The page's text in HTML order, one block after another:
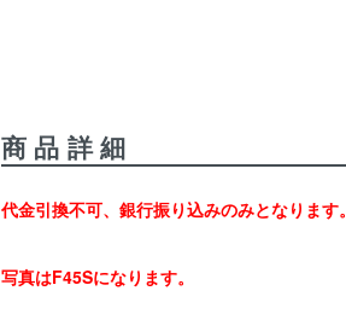
商品詳細
代金引換不可、銀行振り込みのみとなります。
写真はF45Sになります。